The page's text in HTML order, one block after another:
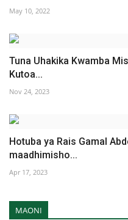
May 10, 2022
Tuna Uhakika Kwamba
Kutoa...
Nov 24, 2023
Hotuba ya Rais Gamal
maadhimisho...
Apr 17, 2023
MAONI